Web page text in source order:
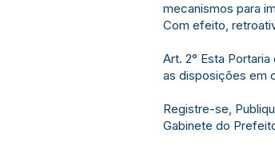
mecanismos para
Com efeito,
Art. 2° Esta
as disposições em
Registre-se,
Gabinete do